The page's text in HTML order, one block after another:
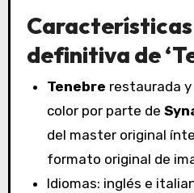
definitiva de
Tenebre restaurada
color por parte de
del master original
formato original de
Idiomas: inglés e